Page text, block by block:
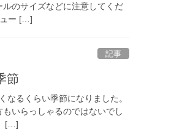
のサイズなどに注意してくだ
ー […]
記事
節
なるくらい季節になりました。
いらっしゃるのではないでし
[…]